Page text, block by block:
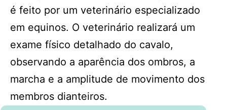
é feito por um veterinário especializado
em equinos. O veterinário realizará um
exame físico detalhado do cavalo,
observando a aparência dos ombros, a
marcha e a amplitude de movimento dos
membros dianteiros.